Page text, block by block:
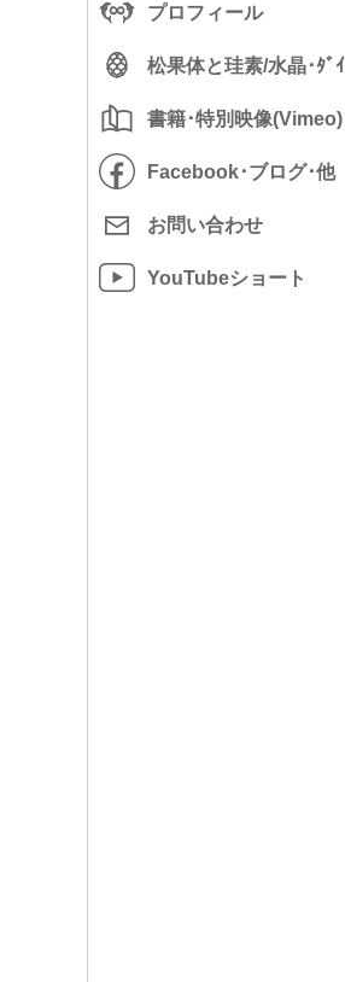
プロフィール
松果体と珪素/水晶･ﾀﾞ
書籍･特別映像(Vimeo)
Facebook･ブログ･他
お問い合わせ
YouTubeショート